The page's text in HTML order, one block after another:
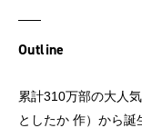
Outline
累計310万部の大人
としたか 作）から